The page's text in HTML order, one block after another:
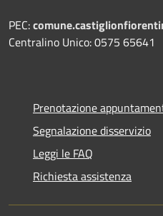
PEC:
Centralino Unico: 0575 65641
Prenotazione
Segnalazione disservizio
Leggi le FAQ
Richiesta assistenza